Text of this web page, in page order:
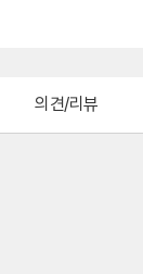
의견/리뷰